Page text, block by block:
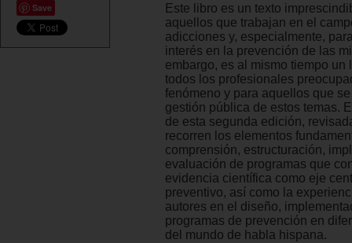
Save
Este libro es un texto
aquellos que trabajan en el
adicciones y, especialmente,
interés en la prevención de las
embargo, es al mismo tiempo un
todos los profesionales
fenómeno y para aquellos que
gestión pública de estos temas.
de esta segunda edición,
recorren los elementos
comprensión, estructuración,
evaluación de programas que
evidencia científica como eje
preventivo, así como la
autores en el diseño,
programas de prevención en
del mundo de habla hispana.